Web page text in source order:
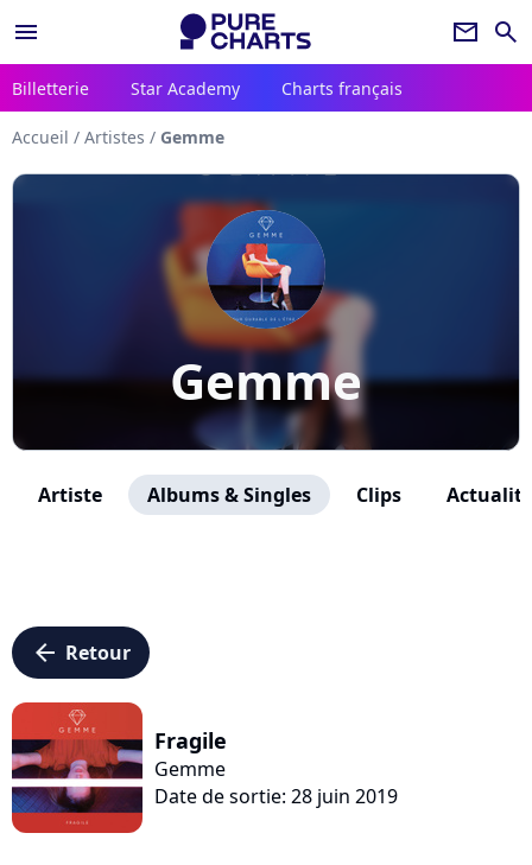
menu newsletter search
Billetterie Star Academy Charts français
Accueil / Artistes / Gemme
Gemme
Artiste Albums & Singles Clips
arrow_left Retour
Fragile
Gemme
Date de sortie: 28 juin 2019